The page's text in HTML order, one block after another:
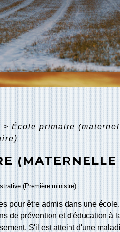
> École primaire
(MATERNELLE
(Première ministre)
pour être admis dans une
de prévention et d'éducation à
S'il est atteint d'une